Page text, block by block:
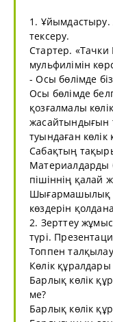
1.
тексеру.
Стартер.
мульфилімін
- Осы бөлімде
Осы бөлімде
қозғалмалы
жасайтындығын
туындаған
Сабақтың
Материалдарды
пішіннің қалай
Шығармашылық
көздерін
2. Зерттеу
түрі.
Топпен
Көлік
Барлық көлік
ме?
Барлық көлік